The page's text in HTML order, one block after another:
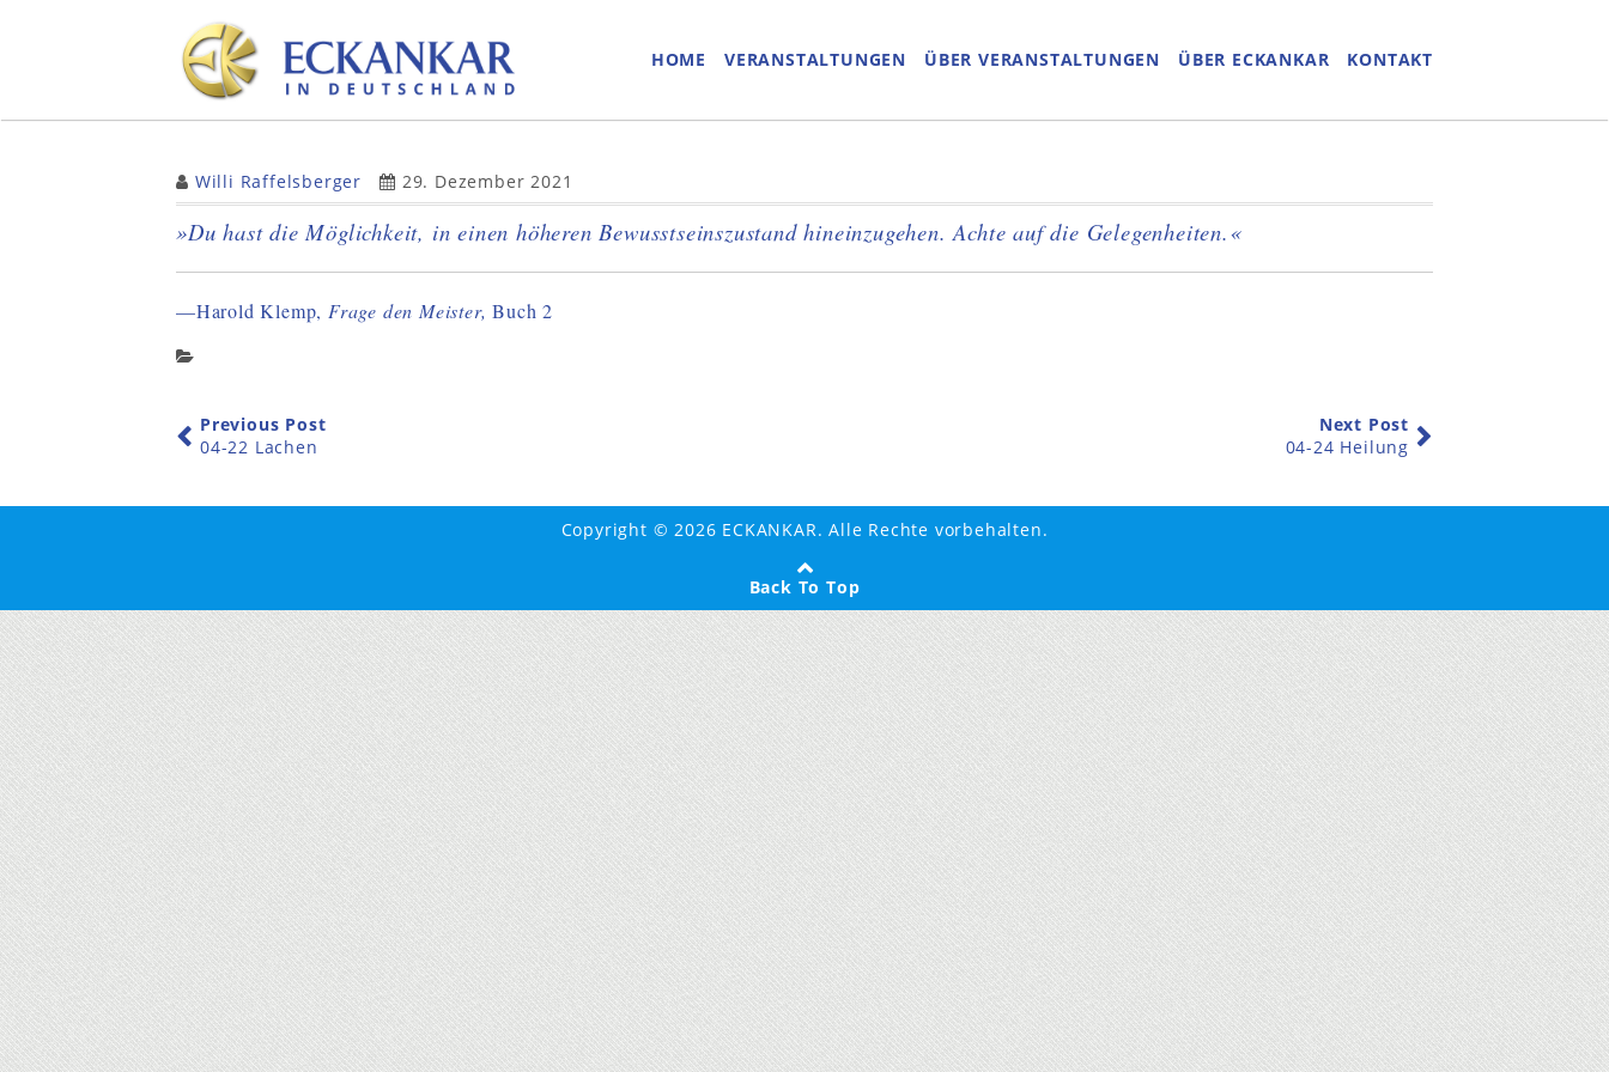
HOME VERANSTALTUNGEN ÜBER VERANSTALTUNGEN ÜBER ECKANKAR KONTAKT
Willi Raffelsberger 29. Dezember 2021
»Du hast die Möglichkeit, in einen höheren Bewusstseinszustand hineinzugehen. Achte auf die Gelegenheiten.«
—Harold Klemp, Frage den Meister,Buch 2
Previous Post
04-22 Lachen
Next Post
04-24 Heilung
Copyright © 2026 ECKANKAR. Alle Rechte vorbehalten.
Back To Top